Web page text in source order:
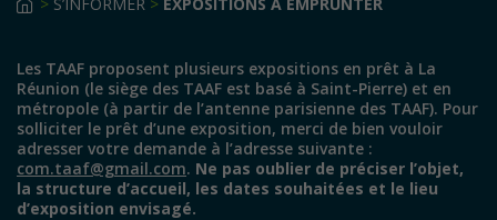
Les TAAF proposent plusieurs expositions en prêt à La
Réunion (le siège des TAAF est basé à Saint-Pierre) et en
métropole (à partir de l’antenne parisienne des TAAF). Pour
solliciter le prêt d’une exposition, merci de bien vouloir
adresser votre demande à l’adresse suivante :
com.taaf@gmail.com. Ne pas oublier de préciser l’objet,
la structure d’accueil, les dates souhaitées et le lieu
d’exposition envisagé.